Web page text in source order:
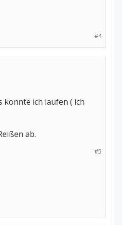
#4
konnte ich laufen ( ich
ab.
#5